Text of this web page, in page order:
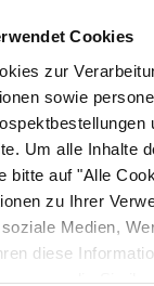
Cookies
zur
sowie
Um alle Inhalte
bitte auf "Alle
zu Ihrer
Medien,
diese
Strecke
5.33 km